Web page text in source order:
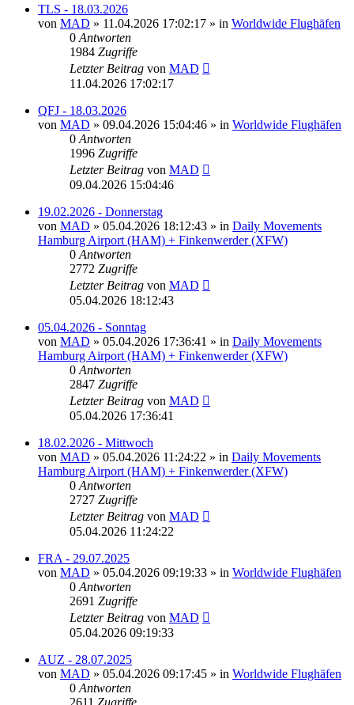
TLS - 18.03.2026
von MAD » 11.04.2026 17:02:17 » in Worldwide Flughäfen
0 Antworten
1984 Zugriffe
Letzter Beitrag von MAD
11.04.2026 17:02:17
QFJ - 18.03.2026
von MAD » 09.04.2026 15:04:46 » in Worldwide Flughäfen
0 Antworten
1996 Zugriffe
Letzter Beitrag von MAD
09.04.2026 15:04:46
19.02.2026 - Donnerstag
von MAD » 05.04.2026 18:12:43 » in Daily Movements
Hamburg Airport (HAM) + Finkenwerder (XFW)
0 Antworten
2772 Zugriffe
Letzter Beitrag von MAD
05.04.2026 18:12:43
05.04.2026 - Sonntag
von MAD » 05.04.2026 17:36:41 » in Daily Movements
Hamburg Airport (HAM) + Finkenwerder (XFW)
0 Antworten
2847 Zugriffe
Letzter Beitrag von MAD
05.04.2026 17:36:41
18.02.2026 - Mittwoch
von MAD » 05.04.2026 11:24:22 » in Daily Movements
Hamburg Airport (HAM) + Finkenwerder (XFW)
0 Antworten
2727 Zugriffe
Letzter Beitrag von MAD
05.04.2026 11:24:22
FRA - 29.07.2025
von MAD » 05.04.2026 09:19:33 » in Worldwide Flughäfen
0 Antworten
2691 Zugriffe
Letzter Beitrag von MAD
05.04.2026 09:19:33
AUZ - 28.07.2025
von MAD » 05.04.2026 09:17:45 » in Worldwide Flughäfen
0 Antworten
2611 Zugriffe